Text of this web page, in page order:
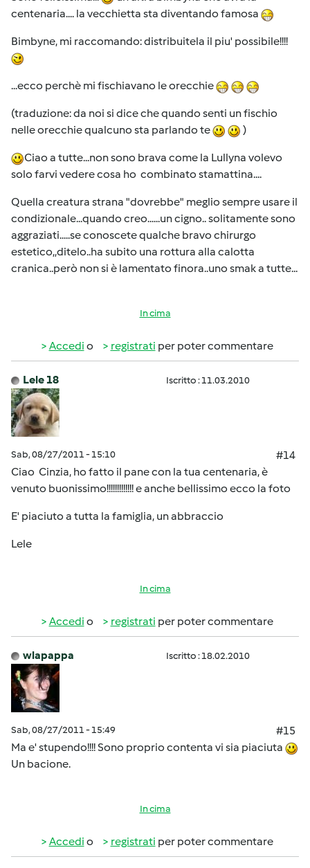
centenaria.... la vecchietta sta diventando famosa
Bimbyne, mi raccomando: distribuitela il piu' possibile!!!!
...ecco perchè mi fischiavano le orecchie
(traduzione: da noi si dice che quando senti un fischio
nelle orecchie qualcuno sta parlando te
)
Ciao a tutte...non sono brava come la Lullyna volevo
solo farvi vedere cosa ho combinato stamattina....
Quella creatura strana "dovrebbe" meglio sempre usare il
condizionale...quando creo......un cigno.. solitamente sono
aggraziati.....se conoscete qualche bravo chirurgo
estetico,,ditelo..ha subito una rottura alla calotta
cranica..però non si è lamentato finora..uno smak a tutte...
In cima
Accedi o registrati per poter commentare
Lele 18 Iscritto : 11.03.2010
Sab, 08/27/2011 - 15:10
#14
Ciao Cinzia, ho fatto il pane con la tua centenaria, è
venuto buonissimo!!!!!!!!!!!!! e anche bellissimo ecco la foto
E' piaciuto a tutta la famiglia, un abbraccio
Lele
In cima
Accedi o registrati per poter commentare
wlapappa Iscritto : 18.02.2010
Sab, 08/27/2011 - 15:49
#15
Ma e' stupendo!!!! Sono proprio contenta vi sia piaciuta
Un bacione.
In cima
Accedi o registrati per poter commentare